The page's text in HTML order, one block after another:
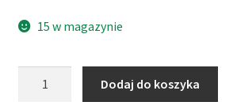
15 w magazynie
Dodaj do koszyka